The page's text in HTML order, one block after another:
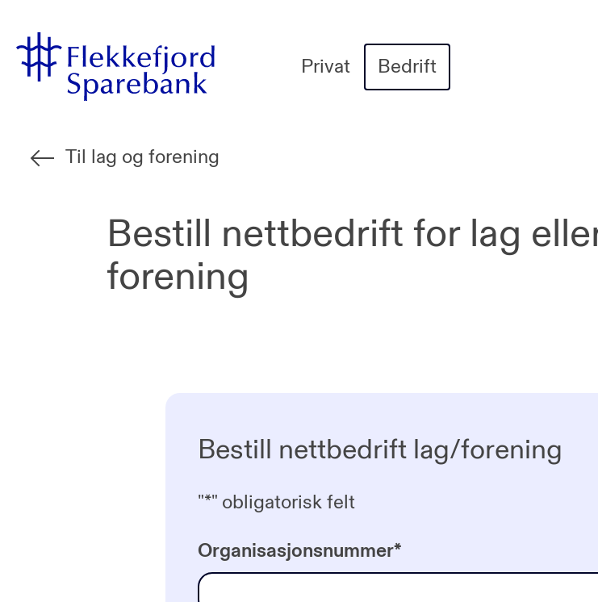
Sparebank
Privat
Bedrift
Til lag og forening
Bestill nettbedrift for lag
forening
Bestill nettbedrift lag/forening
"*" obligatorisk felt
Organisasjonsnummer*
Miljøfyrtårn-